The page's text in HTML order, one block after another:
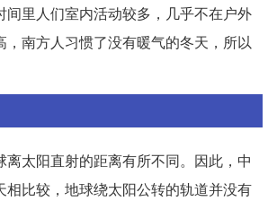
里人们室内活动较多，几乎不在户外
南方人习惯了没有暖气的冬天，所以
太阳直射的距离有所不同。因此，中
比较，地球绕太阳公转的轨道并没有